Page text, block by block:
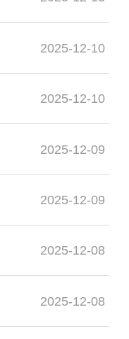
2025-12-10
2025-12-10
2025-12-09
2025-12-09
2025-12-08
2025-12-08